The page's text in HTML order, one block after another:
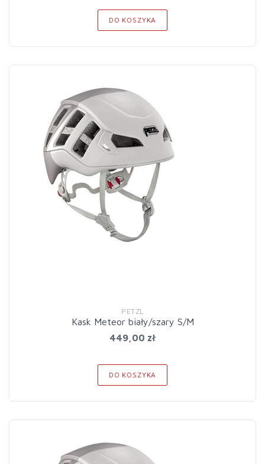
DO KOSZYKA
PETZL
Kask Meteor biały/szary S/M
449,00 zł
DO KOSZYKA